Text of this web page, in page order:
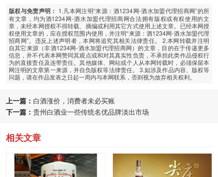
版权与免责声明： 1.凡本网注明“来源：酒1234网-酒水加盟代理招商网”的所
有文章，均为酒1234网-酒水加盟代理招商网合法拥有版权或有权使用的文
章，未经本网授权不得转载、摘编或利用其它方式使用上述文章。已经本网授
权使用文章的，应在授权范围内使用，并注明“来源：酒1234网-酒水加盟代理
招商网”。违反上述声明者，本网将追究其相关法律责任。 2.本网转载并注明
自其它来源（非酒1234网-酒水加盟代理招商网）的文章，目的在于传递更多
信息，并不代表本网赞同其观点或和对其真实性负责，不承担此类作品侵权行
为的直接责任及连带责任。其他媒体、网站或个人从本网转载时，必须保留本
网注明的文章第一来源，并自负版权等法律责任。 3.如涉及作品内容、版权等
问题，请在作品发表之日起一周内与本网联系，否则视为放弃相关权利。
上一篇： 白酒涨价，消费者未必买账
下一篇： 贵州白酒业一些传统名优品牌淡出市场
相关文章